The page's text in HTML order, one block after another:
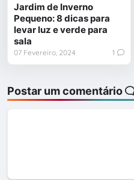
Jardim de Inverno
Pequeno: 8 dicas para
levar luz e verde para
sala
07 Fevereiro, 2024 1
Postar um comentário